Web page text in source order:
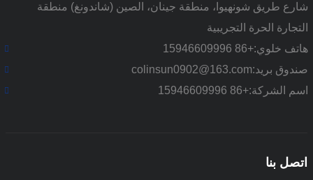
شارع طريق شونهيوا، منطقة جينان، الصين (شاندونغ) منطقة
التجارة الحرة التجريبية
هاتف خلوي:+86 15946609996
صندوق بريد:colinsun0902@163.com
اسم الشركة:+86 15946609996
اتصل بنا